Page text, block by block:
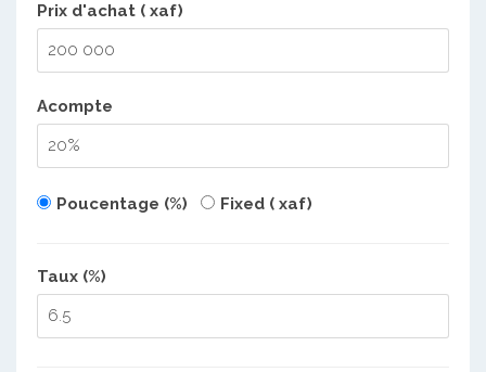
Prix d'achat ( xaf)
Acompte
Poucentage (%) Fixed ( xaf)
Taux (%)